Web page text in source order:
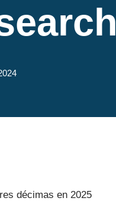
décimas en 2025